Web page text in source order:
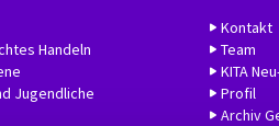
Handeln
Jugendliche
Kontakt
Team
KITA
Profil
Archiv